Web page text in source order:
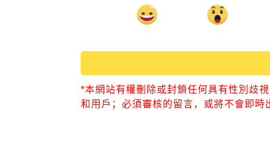
*本網站有權刪除或封鎖任何具有性別歧
和用戶；必須審核的留言，或將不會即時